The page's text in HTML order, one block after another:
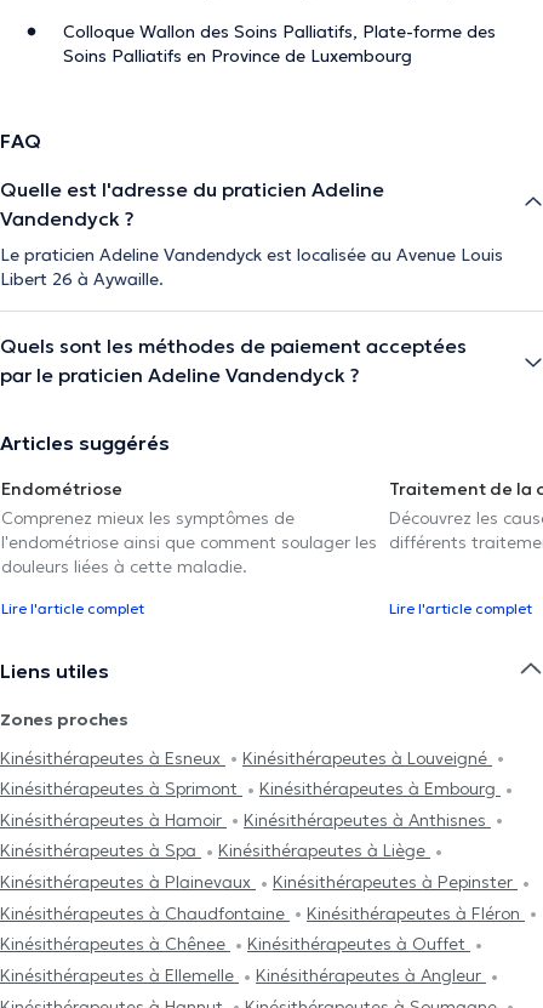
Colloque Wallon des Soins Palliatifs, Plate-forme des
Soins Palliatifs en Province de Luxembourg
FAQ
Quelle est l'adresse du praticien Adeline
Vandendyck ?
Le praticien Adeline Vandendyck est localisée au Avenue Louis
Libert 26 à Aywaille.
Quels sont les méthodes de paiement acceptées
par le praticien Adeline Vandendyck ?
Articles suggérés
Endométriose
Comprenez mieux les symptômes de
l'endométriose ainsi que comment soulager les
douleurs liées à cette maladie.
Lire l'article complet
Traitement de la
Découvrez les
différents
Lire l'article complet
Liens utiles
Zones proches
Kinésithérapeutes à Esneux
Kinésithérapeutes à Louveigné
Kinésithérapeutes à Sprimont
Kinésithérapeutes à Embourg
Kinésithérapeutes à Hamoir
Kinésithérapeutes à Anthisnes
Kinésithérapeutes à Spa
Kinésithérapeutes à Liège
Kinésithérapeutes à Plainevaux
Kinésithérapeutes à Pepinster
Kinésithérapeutes à Chaudfontaine
Kinésithérapeutes à Fléron
Kinésithérapeutes à Chênee
Kinésithérapeutes à Ouffet
Kinésithérapeutes à Ellemelle
Kinésithérapeutes à Angleur